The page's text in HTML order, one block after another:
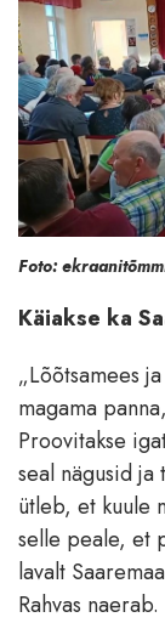
Foto:
Käiakse ka
„Lõõtsamees
magama
Proovitakse
seal nägusid
ütleb, et kuule
selle peale, et
lavalt
Rahvas naerab.